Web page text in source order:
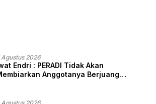
Agustus 2026
Endri : PERADI Tidak Akan
Anggotanya Berjuang